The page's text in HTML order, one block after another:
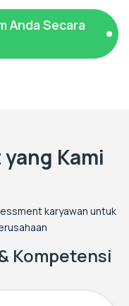
Anda Secara
Kami
karyawan untuk
Kompetensi